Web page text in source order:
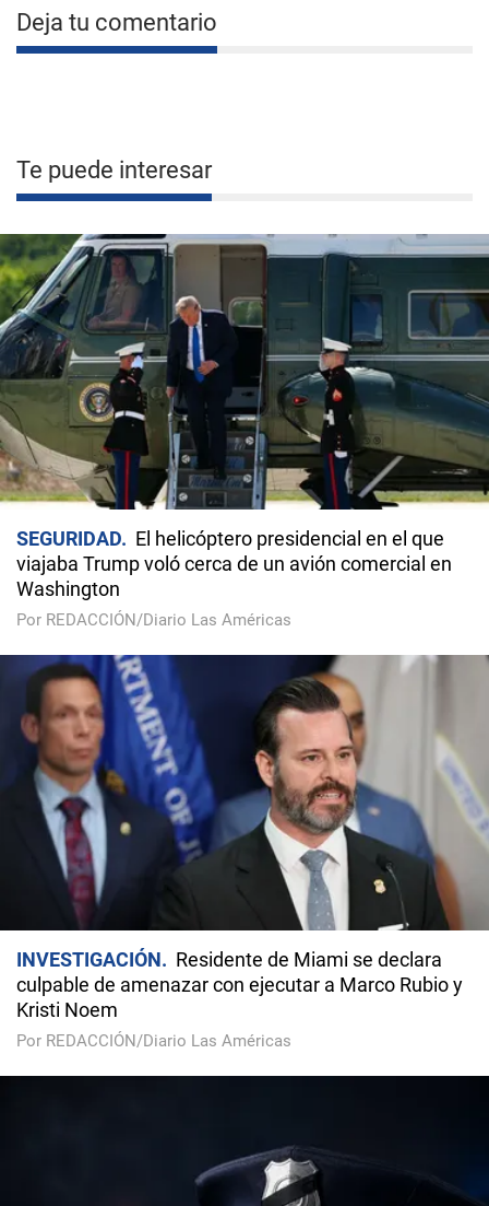
Deja tu comentario
Te puede interesar
SEGURIDAD
El helicóptero presidencial en el que
viajaba Trump voló cerca de un avión comercial en
Washington
Por REDACCIÓN/Diario Las Américas
INVESTIGACIÓN
Residente de Miami se declara
culpable de amenazar con ejecutar a Marco Rubio y
Kristi Noem
Por REDACCIÓN/Diario Las Américas